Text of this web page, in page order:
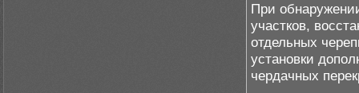
При
участков,
отдельных
установки
чердачных